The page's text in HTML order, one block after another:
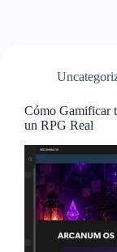
Cómo Gamificar
un RPG Real